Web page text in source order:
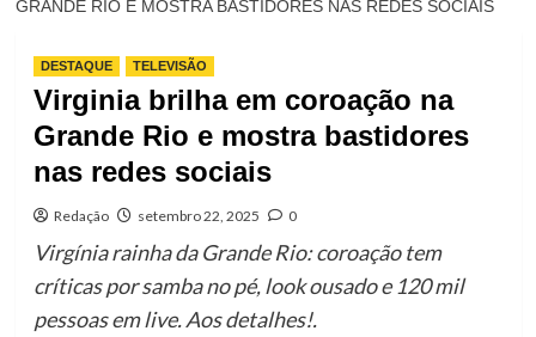
GRANDE RIO E MOSTRA BASTIDORES NAS REDES SOCIAIS
DESTAQUE TELEVISÃO
Virginia brilha em coroação na
Grande Rio e mostra bastidores
nas redes sociais
Redação setembro 22, 2025 0
Virgínia rainha da Grande Rio: coroação tem
críticas por samba no pé, look ousado e 120 mil
pessoas em live. Aos detalhes!.